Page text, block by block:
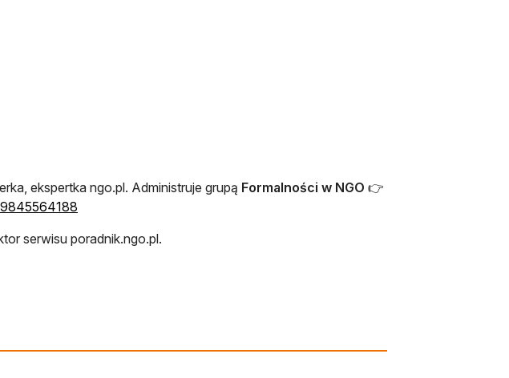
ekspertka ngo.pl. Administruje grupą Formalności w NGO 👉
serwisu poradnik.ngo.pl.